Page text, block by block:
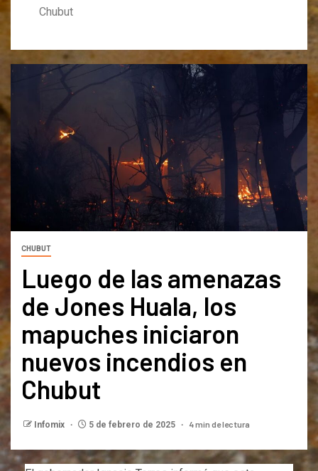
Chubut
CHUBUT
Luego de las amenazas
de Jones Huala, los
mapuches iniciaron
nuevos incendios en
Chubut
Infomix 5 de febrero de 2025 4 min de lectura